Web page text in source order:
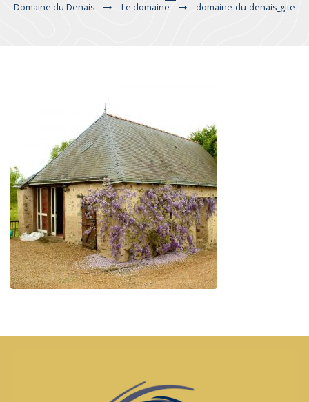
Domaine du Denais Le domaine domaine-du-denais_gite